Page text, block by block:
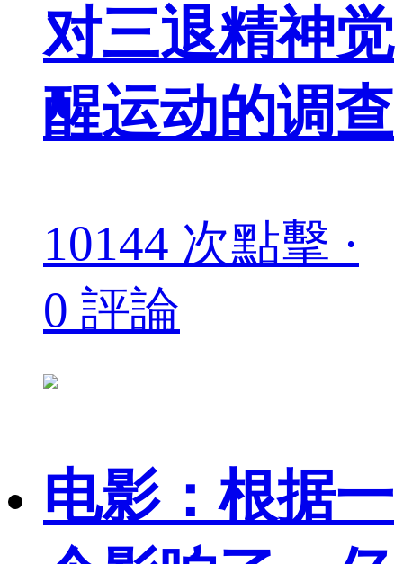
对三退精神觉
醒运动的调查
10144 次點擊 ·
0 評論
电影：根据一